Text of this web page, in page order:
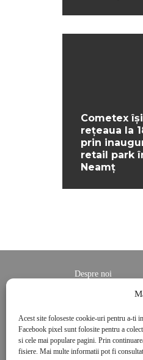
Acest site foloseste cookie-uri pentru a-ti
Facebook pixel sunt folosite pentru a
si cele mai populare pagini. Prin
fisiere. Mai multe informatii pot fi
Cometex
rețeaua la
prin
retail park
Neamț
Despre noi
Politica de cookies